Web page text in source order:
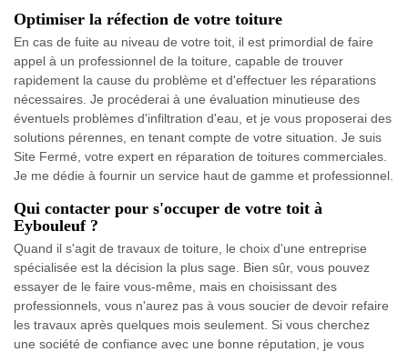
Optimiser la réfection de votre toiture
En cas de fuite au niveau de votre toit, il est primordial de faire
appel à un professionnel de la toiture, capable de trouver
rapidement la cause du problème et d'effectuer les réparations
nécessaires. Je procéderai à une évaluation minutieuse des
éventuels problèmes d'infiltration d'eau, et je vous proposerai des
solutions pérennes, en tenant compte de votre situation. Je suis
Site Fermé, votre expert en réparation de toitures commerciales.
Je me dédie à fournir un service haut de gamme et professionnel.
Qui contacter pour s'occuper de votre toit à
Eybouleuf ?
Quand il s'agit de travaux de toiture, le choix d'une entreprise
spécialisée est la décision la plus sage. Bien sûr, vous pouvez
essayer de le faire vous-même, mais en choisissant des
professionnels, vous n'aurez pas à vous soucier de devoir refaire
les travaux après quelques mois seulement. Si vous cherchez
une société de confiance avec une bonne réputation, je vous